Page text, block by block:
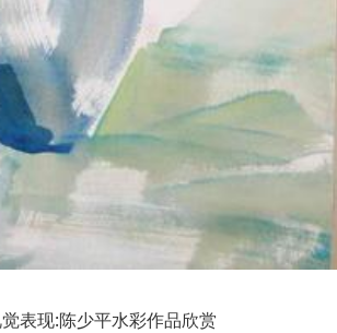
表现:陈少平水彩作品欣赏